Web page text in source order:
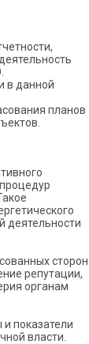
в данной
планов
деятельности
сторон
репутации,
органам
показатели
власти.